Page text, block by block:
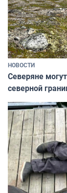
НОВОСТИ
Северяне
северной